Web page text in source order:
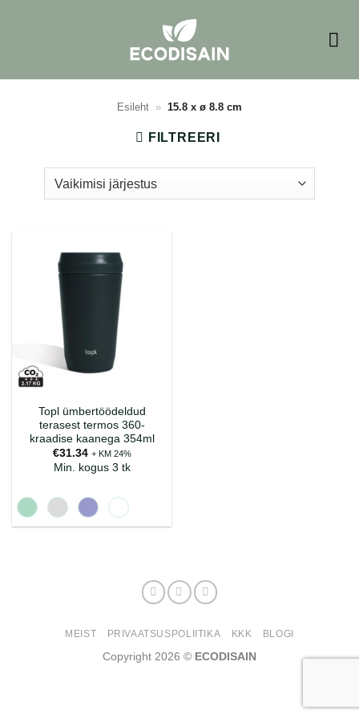
Esileht » 15.8 x ø 8.8 cm
FILTREERI
Topl ümbertöödeldud
terasest termos 360-
kraadise kaanega 354ml
€31.34 + KM 24%
Min. kogus 3 tk
MEIST PRIVAATSUSPOLIITIKA KKK BLOGI
Copyright 2026 © ECODISAIN